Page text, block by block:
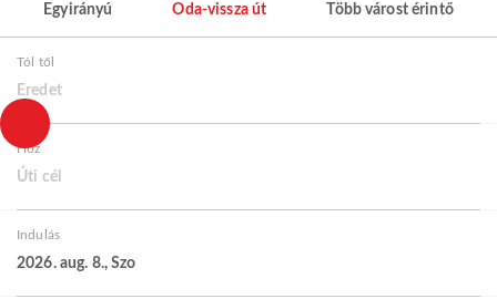
Egyirányú Oda-vissza út Több várost érintő
Tól től
Eredet
Hoz
Úti cél
Indulás
2026. aug. 8., Szo